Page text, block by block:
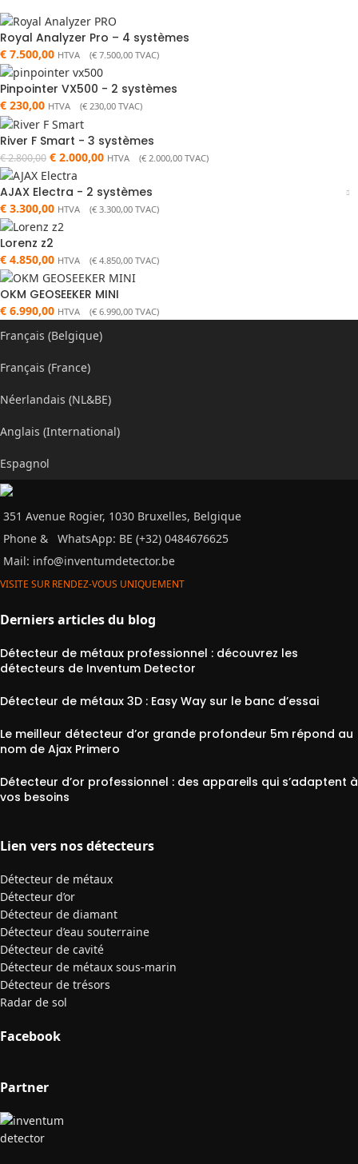
Royal Analyzer Pro – 4 systèmes
€ 7.500,00 HTVA (€ 7.500,00 TVAC)
Pinpointer VX500 - 2 systèmes
€ 230,00 HTVA (€ 230,00 TVAC)
River F Smart - 3 systèmes
€2.800,00 € 2.000,00 HTVA (€ 2.000,00 TVAC)
AJAX Electra - 2 systèmes
€ 3.300,00 HTVA (€ 3.300,00 TVAC)
Lorenz z2
€ 4.850,00 HTVA (€ 4.850,00 TVAC)
OKM GEOSEEKER MINI
€ 6.990,00 HTVA (€ 6.990,00 TVAC)
Français (Belgique)
Français (France)
Néerlandais (NL&BE)
Anglais (International)
Espagnol
351 Avenue Rogier, 1030 Bruxelles, Belgique
Phone &
WhatsApp: BE (+32) 0484676625
Mail: info@inventumdetector.be
VISITE SUR RENDEZ-VOUS UNIQUEMENT
Derniers articles du blog
Détecteur de métaux professionnel : découvrez les
détecteurs de Inventum Detector
Détecteur de métaux 3D : Easy Way sur le banc d’essai
Le meilleur détecteur d’or grande profondeur 5m répond au
nom de Ajax Primero
Détecteur d’or professionnel : des appareils qui s’adaptent à
vos besoins
Lien vers nos détecteurs
Détecteur de métaux
Détecteur d’or
Détecteur de diamant
Détecteur d’eau souterraine
Détecteur de cavité
Détecteur de métaux sous-marin
Détecteur de trésors
Radar de sol
Facebook
Partner